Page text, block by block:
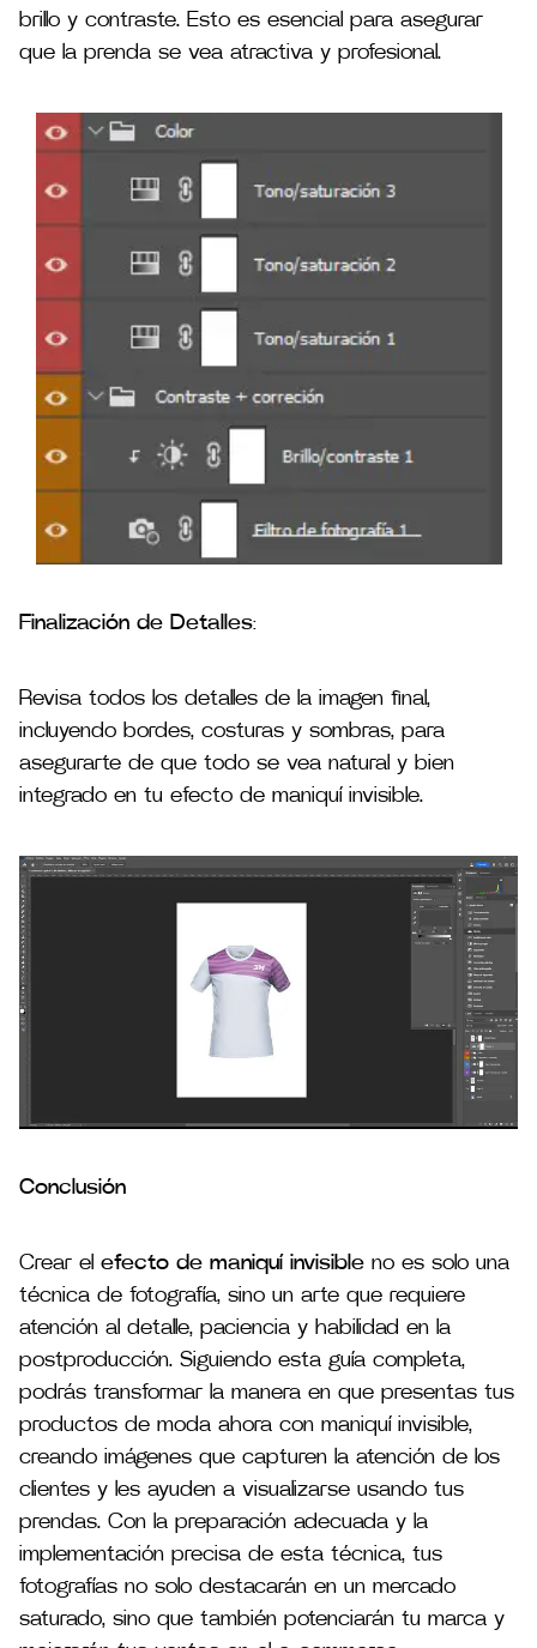
brillo y contraste. Esto es esencial para asegurar
que la prenda se vea atractiva y profesional.
Finalización de Detalles:
Revisa todos los detalles de la imagen final,
incluyendo bordes, costuras y sombras, para
asegurarte de que todo se vea natural y bien
integrado​ en tu efecto de maniquí invisible.
Conclusión
Crear el efecto de maniquí invisible no es solo una
técnica de fotografía, sino un arte que requiere
atención al detalle, paciencia y habilidad en la
postproducción. Siguiendo esta guía completa,
podrás transformar la manera en que presentas tus
productos de moda ahora con maniquí invisible,
creando imágenes que capturen la atención de los
clientes y les ayuden a visualizarse usando tus
prendas. Con la preparación adecuada y la
implementación precisa de esta técnica, tus
fotografías no solo destacarán en un mercado
saturado, sino que también potenciarán tu marca y